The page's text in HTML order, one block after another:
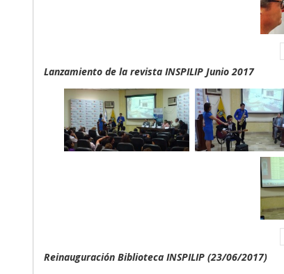
Lanzamiento de la revista INSPILIP Junio 2017
Reinauguración Biblioteca INSPILIP (23/06/2017)